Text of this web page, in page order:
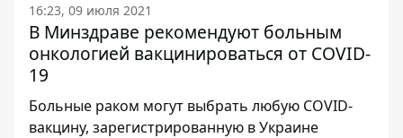
16:23, 09 июля 2021
В Минздраве рекомендуют больным
онкологией вакцинироваться от COVID-
19
Больные раком могут выбрать любую COVID-
вакцину, зарегистрированную в Украине